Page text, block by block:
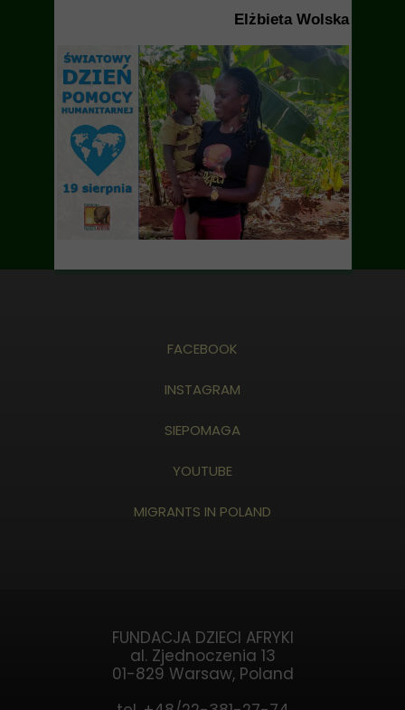
Elżbieta Wolska
FACEBOOK
INSTAGRAM
SIEPOMAGA
YOUTUBE
MIGRANTS IN POLAND
FUNDACJA DZIECI AFRYKI
al. Zjednoczenia 13
01-829 Warsaw, Poland